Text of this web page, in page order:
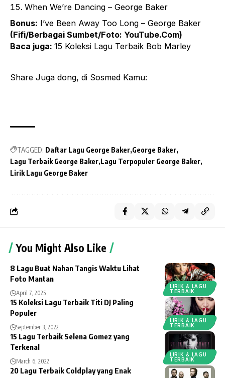
When We’re Dancing – George Baker
Bonus: I’ve Been Away Too Long – George Baker
(Fifi/Berbagai Sumbet/Foto: YouTube.Com)
Baca juga: 15 Koleksi Lagu Terbaik Bob Marley
Share Juga dong, di Sosmed Kamu:
TAGGED: Daftar Lagu George Baker George Baker
Lagu Terbaik George Baker Lagu Terpopuler George Baker
Lirik Lagu George Baker
You Might Also Like
LIRIK & LAGU
TERBAIK
8 Lagu Buat Nahan Tangis Waktu Lihat
Foto Mantan
April 7, 2025
LIRIK & LAGU
TERBAIK
15 Koleksi Lagu Terbaik Titi DJ Paling
Populer
September 3, 2022
LIRIK & LAGU
TERBAIK
15 Lagu Terbaik Selena Gomez yang
Terkenal
March 6, 2022
20 Lagu Terbaik Coldplay yang Enak